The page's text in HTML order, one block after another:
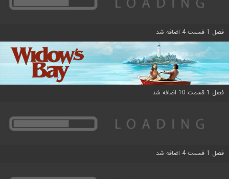
فصل 1 قسمت 4 اضافه شد
فصل 1 قسمت 10 اضافه شد
فصل 1 قسمت 4 اضافه شد